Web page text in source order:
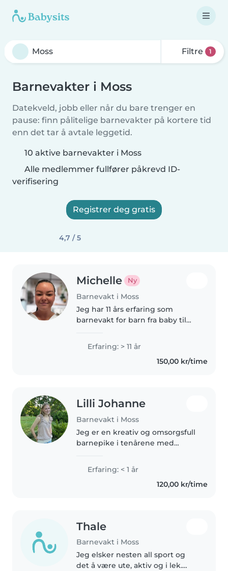
Filtre 1
Barnevakter i Moss
Datekveld, jobb eller når du bare trenger en
pause: finn pålitelige barnevakter på kortere tid
enn det tar å avtale leggetid.
10 aktive barnevakter i Moss
Alle medlemmer fullfører påkrevd ID-
verifisering
Registrer deg gratis
4,7 / 5
Michelle Ny
Barnevakt i Moss
Jeg har 11 års erfaring som
barnevakt for barn fra baby til
utdannelse innen barne- og
ungdomsarbeid liker jeg å lese,
synge og lage musikk med
Erfaring: > 11 år
150,00 kr/time
Lilli Johanne
Barnevakt i Moss
Jeg er en kreativ og omsorgsfull
barnepike i tenårene med
har førstehjelpskurs og erfaring
med barn fra baby til
småbarnsalder. Kjærlig til lek,
Erfaring: < 1 år
120,00 kr/time
Thale
Barnevakt i Moss
Jeg elsker nesten all sport og
det å være ute, aktiv og i lek.